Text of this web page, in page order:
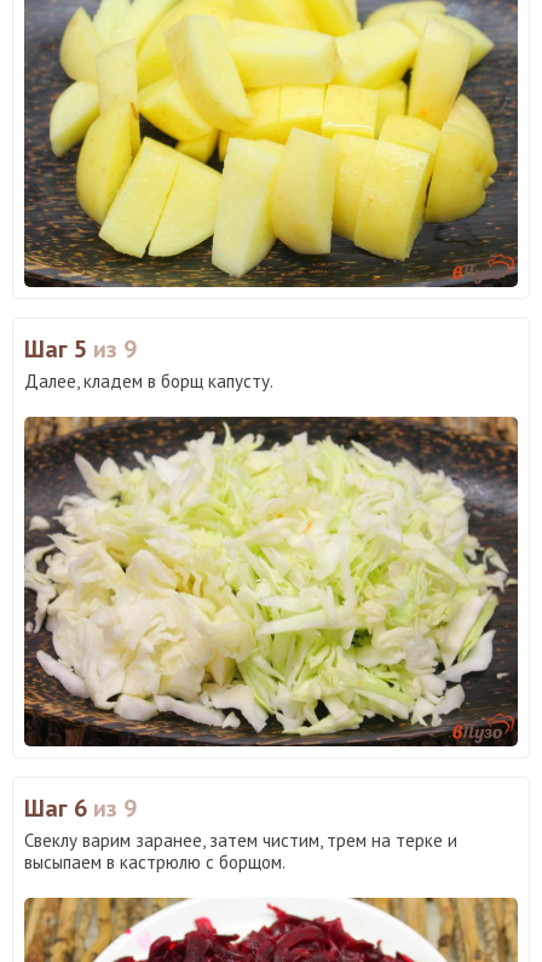
Шаг 5 из 9
Далее, кладем в борщ капусту.
Шаг 6 из 9
Свеклу варим заранее, затем чистим, трем на терке и
высыпаем в кастрюлю с борщом.